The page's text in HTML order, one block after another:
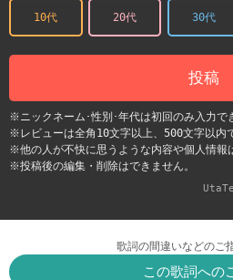
10代 20代 30代
投稿
※ニックネーム･性別･年代は初回のみ入力で
※レビューは全角10文字以上、500文字以内
※他の人が不快に思うような内容や個人情報
※投稿後の編集・削除はできません。
歌詞の間違いなどのご
この歌詞への